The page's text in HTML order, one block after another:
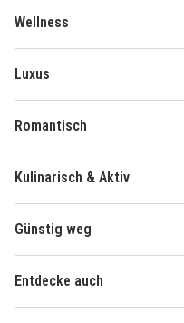
Wellness
Luxus
Romantisch
Kulinarisch & Aktiv
Günstig weg
Entdecke auch